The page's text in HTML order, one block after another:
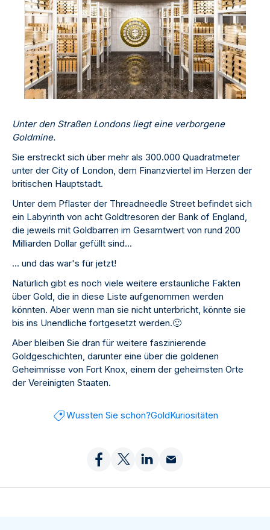
Unter den Straßen Londons liegt eine verborgene
Goldmine.
Sie erstreckt sich über mehr als 300.000 Quadratmeter
unter der City of London, dem Finanzviertel im Herzen der
britischen Hauptstadt.
Unter dem Pflaster der Threadneedle Street befindet sich
ein Labyrinth von acht Goldtresoren der Bank of England,
die jeweils mit Goldbarren im Gesamtwert von rund 200
Milliarden Dollar gefüllt sind...
... und das war's für jetzt!
Natürlich gibt es noch viele weitere erstaunliche Fakten
über Gold, die in diese Liste aufgenommen werden
könnten. Aber wenn man sie nicht unterbricht, könnte sie
bis ins Unendliche fortgesetzt werden.🙂
Aber bleiben Sie dran für weitere faszinierende
Goldgeschichten, darunter eine über die goldenen
Geheimnisse von Fort Knox, einem der geheimsten Orte
der Vereinigten Staaten.
Wussten Sie schon?GoldKuriositäten